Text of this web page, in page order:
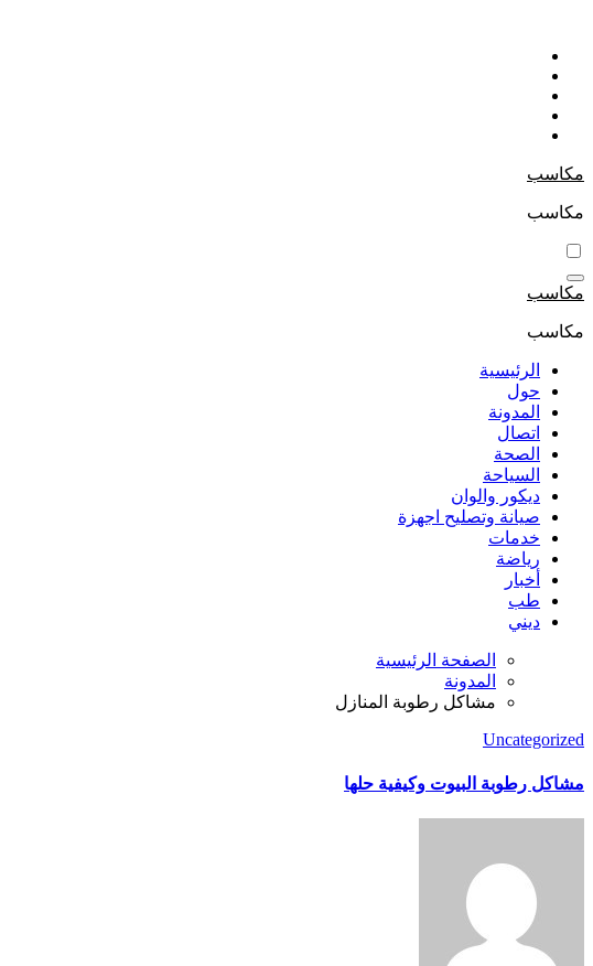
التجاوز
المحتوى
مكاسب
مكاسب
مكاسب
مكاسب
الرئيسية
حول
المدونة
اتصال
الصحة
السياحة
ديكور والوان
صيانة وتصليح اجهزة
خدمات
رياضة
أخبار
طب
ديني
الصفحة الرئيسية
المدونة
مشاكل رطوبة المنازل
Uncategorized
مشاكل رطوبة البيوت وكيفية حلها